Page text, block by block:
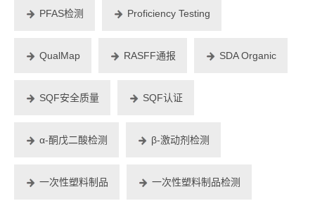
PFAS检测 Proficiency Testing
QualMap RASFF通报 SDA Organic
SQF安全质量 SQF认证
α-酮戊二酸检测 β-激动剂检测
一次性塑料制品 一次性塑料制品检测